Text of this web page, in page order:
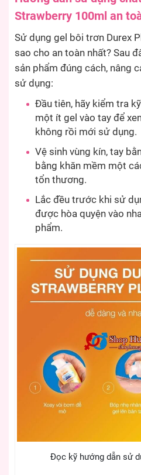
Strawberry 100ml an
Sử dụng gel bôi trơn Durex
sao cho an toàn nhất? Sau
sản phẩm đúng cách, nâng
sử dụng:
Đầu tiên, hãy kiểm tra
một ít gel vào tay để
không rồi mới sử dụng.
Vệ sinh vùng kín, tay
bằng khăn mềm một
tổn thương.
Lắc đều trước khi sử
được hòa quyện vào
phẩm.
Đọc kỹ hướng dẫn sử